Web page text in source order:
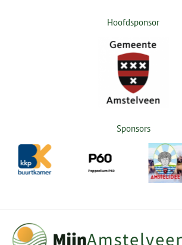
Hoofdsponsor
Sponsors